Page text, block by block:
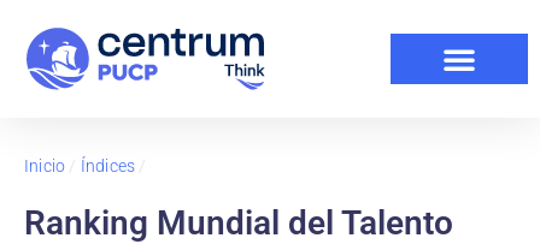
Inicio / Índices /
Ranking Mundial del Talento